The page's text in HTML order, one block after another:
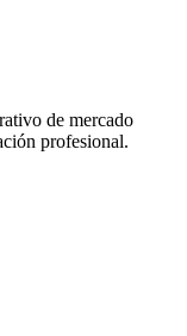
de mercado
profesional.